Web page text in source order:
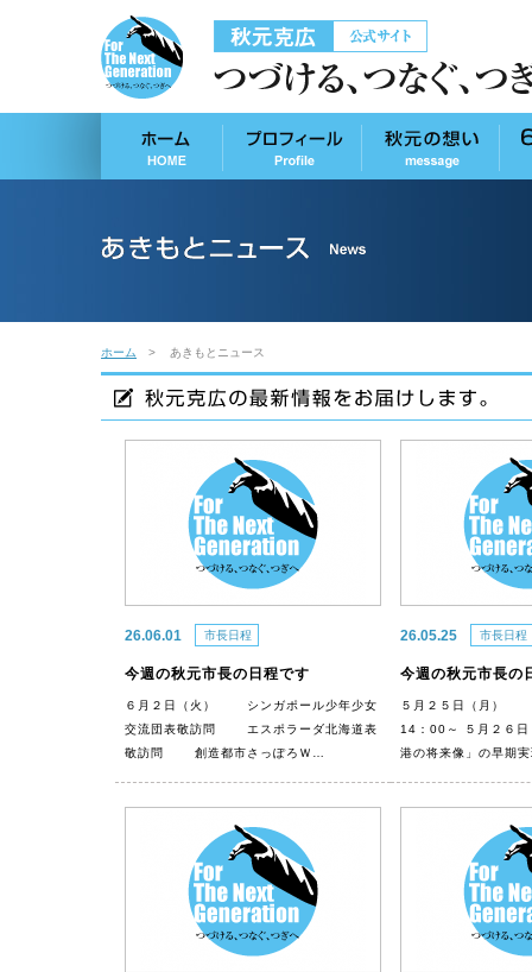
ホーム あきもとニュース
26.06.01 市長日程
今週の秋元市長の日程です
６月２日（火） シンガポール少年少女
交流団表敬訪問 エスポラーダ北海道表
敬訪問 創造都市さっぽろＷ…
26.05.25 市長日程
今週の秋元市長の
５月２５日（月）
14：00～ ５月２
港の将来像」の早期